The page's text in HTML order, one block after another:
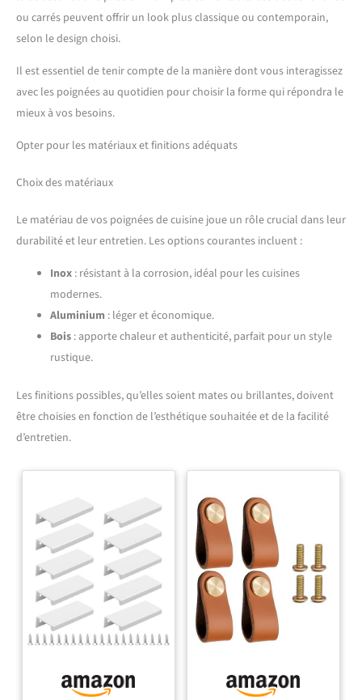
ou carrés peuvent offrir un look plus classique ou contemporain,
selon le design choisi.
Il est essentiel de tenir compte de la manière dont vous interagissez
avec les poignées au quotidien pour choisir la forme qui répondra le
mieux à vos besoins.
Opter pour les matériaux et finitions adéquats
Choix des matériaux
Le matériau de vos poignées de cuisine joue un rôle crucial dans leur
durabilité et leur entretien. Les options courantes incluent :
Inox : résistant à la corrosion, idéal pour les cuisines
modernes.
Aluminium : léger et économique.
Bois : apporte chaleur et authenticité, parfait pour un style
rustique.
Les finitions possibles, qu’elles soient mates ou brillantes, doivent
être choisies en fonction de l’esthétique souhaitée et de la facilité
d’entretien.